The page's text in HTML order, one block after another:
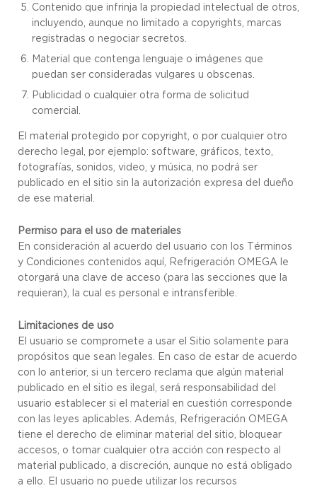
Contenido que infrinja la propiedad intelectual de otros,
incluyendo, aunque no limitado a copyrights, marcas
registradas o negociar secretos.
Material que contenga lenguaje o imágenes que
puedan ser consideradas vulgares u obscenas.
Publicidad o cualquier otra forma de solicitud
comercial.
El material protegido por copyright, o por cualquier otro
derecho legal, por ejemplo: software, gráficos, texto,
fotografías, sonidos, video, y música, no podrá ser
publicado en el sitio sin la autorización expresa del dueño
de ese material.
Permiso para el uso de materiales
En consideración al acuerdo del usuario con los Términos
y Condiciones contenidos aquí, Refrigeración OMEGA le
otorgará una clave de acceso (para las secciones que la
requieran), la cual es personal e intransferible.
Limitaciones de uso
El usuario se compromete a usar el Sitio solamente para
propósitos que sean legales. En caso de estar de acuerdo
con lo anterior, si un tercero reclama que algún material
publicado en el sitio es ilegal, será responsabilidad del
usuario establecer si el material en cuestión corresponde
con las leyes aplicables. Además, Refrigeración OMEGA
tiene el derecho de eliminar material del sitio, bloquear
accesos, o tomar cualquier otra acción con respecto al
material publicado, a discreción, aunque no está obligado
a ello. El usuario no puede utilizar los recursos